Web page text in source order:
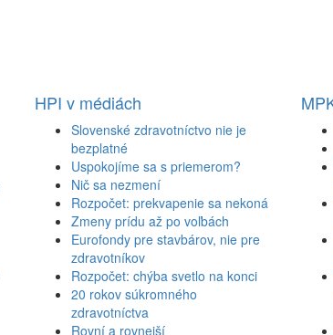
HPI v médiách
Slovenské zdravotníctvo nie je
bezplatné
Uspokojíme sa s priemerom?
Nič sa nezmení
Rozpočet: prekvapenie sa nekoná
Zmeny prídu až po voľbách
Eurofondy pre stavbárov, nie pre
zdravotníkov
Rozpočet: chýba svetlo na konci
20 rokov súkromného
zdravotníctva
Rovní a rovnejší